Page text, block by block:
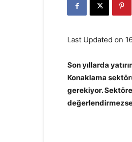
Last Updated on
Son yıllarda
Konaklama
gerekiyor.